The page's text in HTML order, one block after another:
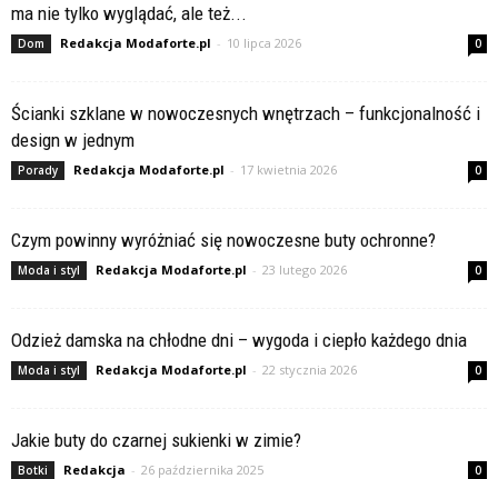
ma nie tylko wyglądać, ale też...
Dom Redakcja Modaforte.pl - 10 lipca 2026 0
Ścianki szklane w nowoczesnych wnętrzach – funkcjonalność i
design w jednym
Porady Redakcja Modaforte.pl - 17 kwietnia 2026 0
Czym powinny wyróżniać się nowoczesne buty ochronne?
Moda i styl Redakcja Modaforte.pl - 23 lutego 2026 0
Odzież damska na chłodne dni – wygoda i ciepło każdego dnia
Moda i styl Redakcja Modaforte.pl - 22 stycznia 2026 0
Jakie buty do czarnej sukienki w zimie?
Botki Redakcja - 26 października 2025 0